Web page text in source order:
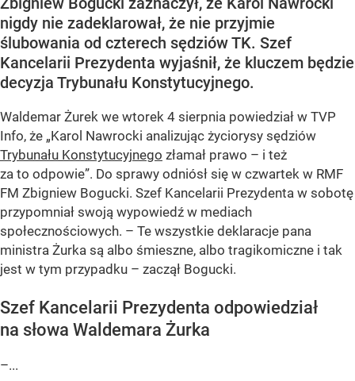
nigdy nie zadeklarował, że nie przyjmie
ślubowania od czterech sędziów TK. Szef
Kancelarii Prezydenta wyjaśnił, że kluczem będzie
decyzja Trybunału Konstytucyjnego.
Waldemar Żurek we wtorek 4 sierpnia powiedział w TVP
Info, że „Karol Nawrocki analizując życiorysy sędziów
Trybunału Konstytucyjnego złamał prawo – i też
za to odpowie”. Do sprawy odniósł się w czwartek w RMF
FM Zbigniew Bogucki. Szef Kancelarii Prezydenta w sobotę
przypomniał swoją wypowiedź w mediach
społecznościowych. – Te wszystkie deklaracje pana
ministra Żurka są albo śmieszne, albo tragikomiczne i tak
jest w tym przypadku – zaczął Bogucki.
Szef Kancelarii Prezydenta odpowiedział
na słowa Waldemara Żurka
–...